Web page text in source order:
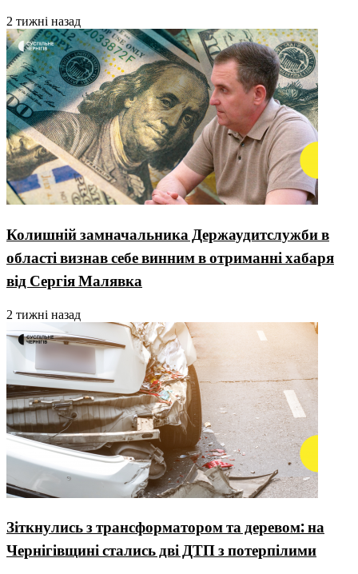
2 тижні назад
Колишній замначальника Держаудитслужби в
області визнав себе винним в отриманні хабаря
від Сергія Малявка
2 тижні назад
Зіткнулись з трансформатором та деревом: на
Чернігівщині стались дві ДТП з потерпілими